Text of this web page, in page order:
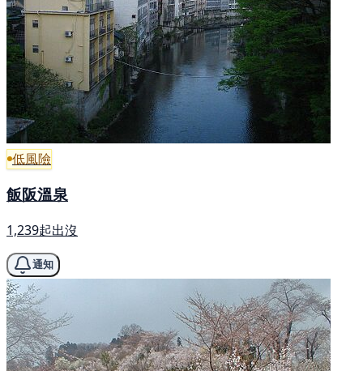
低風險
飯阪溫泉
1,239起出沒
通知